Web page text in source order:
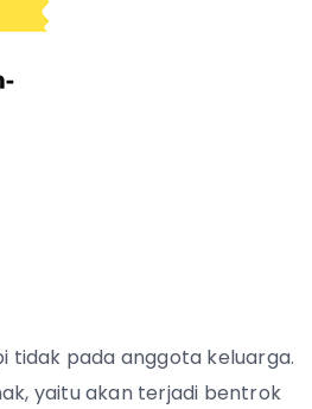
tidak pada anggota keluarga.
yaitu akan terjadi bentrok